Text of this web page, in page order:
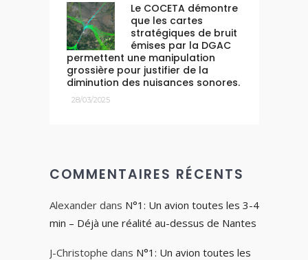
Le COCETA démontre
que les cartes
stratégiques de bruit
émises par la DGAC
permettent une manipulation
grossière pour justifier de la
diminution des nuisances sonores.
28/03/2025
COMMENTAIRES RÉCENTS
Alexanderdans N°1: Un avion toutes les 3-4
min – Déjà une réalité au-dessus de Nantes
J-Christophe dans N°1: Un avion toutes les